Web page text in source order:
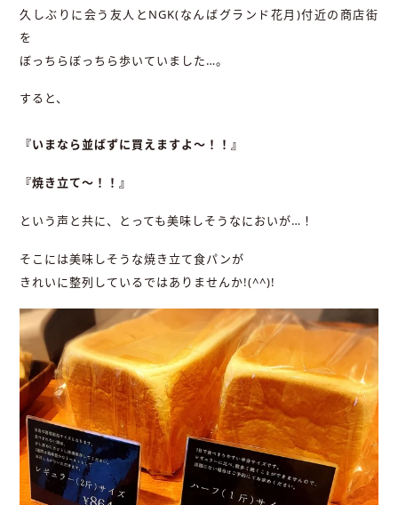
久しぶりに会う友人とNGK(なんばグランド花月)付近の商店街
を
ぼっちらぼっちら歩いていました…。
すると、
『いまなら並ばずに買えますよ～！！』
『焼き立て～！！』
という声と共に、とっても美味しそうなにおいが…！
そこには美味しそうな焼き立て食パンが
きれいに整列しているではありませんか!(^^)!